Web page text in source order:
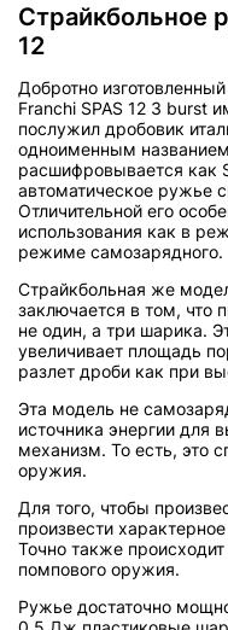
Страйкбольное
12
Добротно
Franchi SPAS 12 3 burst
послужил дробовик
одноименным
расшифровывается как
автоматическое ружье
Отличительной его
использования как в
режиме самозарядного.
Страйкбольная же
заключается в том, что
не один, а три шарика.
увеличивает площадь
разлет дроби как при
Эта модель не
источника энергии для
механизм. То есть, это
оружия.
Для того, чтобы
произвести
Точно также
помпового оружия.
Ружье достаточно